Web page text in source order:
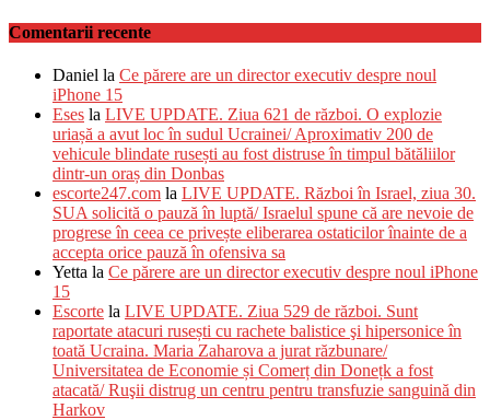
Comentarii recente
Daniel la Ce părere are un director executiv despre noul
iPhone 15
Eses la LIVE UPDATE. Ziua 621 de război. O explozie
uriașă a avut loc în sudul Ucrainei/ Aproximativ 200 de
vehicule blindate rusești au fost distruse în timpul bătăliilor
dintr-un oraș din Donbas
escorte247.com la LIVE UPDATE. Război în Israel, ziua 30.
SUA solicită o pauză în luptă/ Israelul spune că are nevoie de
progrese în ceea ce privește eliberarea ostaticilor înainte de a
accepta orice pauză în ofensiva sa
Yetta la Ce părere are un director executiv despre noul iPhone
15
Escorte la LIVE UPDATE. Ziua 529 de război. Sunt
raportate atacuri rusești cu rachete balistice şi hipersonice în
toată Ucraina. Maria Zaharova a jurat răzbunare/
Universitatea de Economie și Comerț din Donețk a fost
atacată/ Ruşii distrug un centru pentru transfuzie sanguină din
Harkov